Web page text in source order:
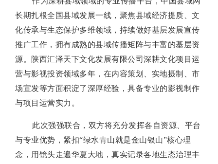
长期扎根全国县域发展一线，聚焦县域经济提质、文
化传承与生态保护多维领域，持续做好基层发展宣传
推广工作，拥有成熟的县域传播矩阵与丰富的基层资
源。陕西汇泽天下文化发展有限公司深耕文化项目运
营与影视投资领域多年，在内容策划、实地摄制、市
场宣发等方面积淀了深厚经验，具备专业的影视制作
与项目运营实力。
此次强强联合，双方将充分发挥各自资源、平台
与专业优势，紧扣“绿水青山就是金山银山”核心理
念，用镜头走遍华夏大地，真实记录各地生态治理丰